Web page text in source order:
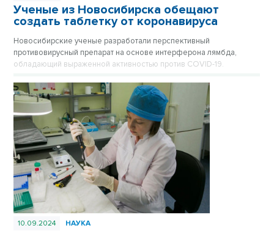
Ученые из Новосибирска обещают
создать таблетку от коронавируса
Новосибирские ученые разработали перспективный
противовирусный препарат на основе интерферона лямбда,
обладающий выраженной активностью против COVID-19.
10.09.2024 НАУКА